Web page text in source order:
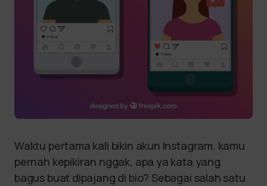
Waktu pertama kali bikin akun Instagram, kamu
pernah kepikiran nggak, apa ya kata yang
bagus buat dipajang di bio? Sebagai salah satu